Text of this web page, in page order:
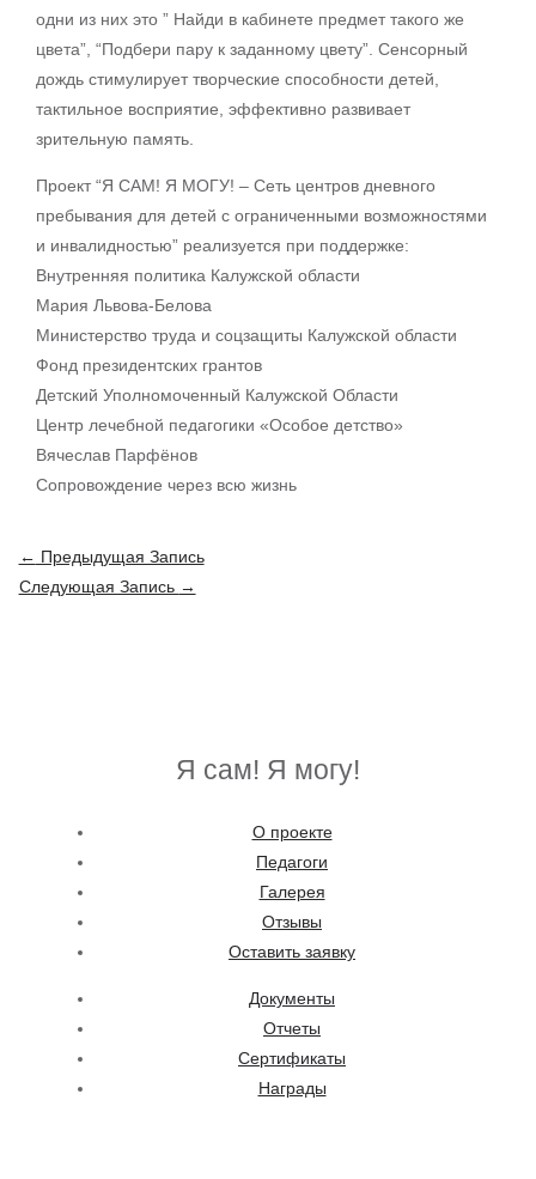
одни из них это ” Найди в кабинете предмет такого же
цвета”, “Подбери пару к заданному цвету”. Сенсорный
дождь стимулирует творческие способности детей,
тактильное восприятие, эффективно развивает
зрительную память.
Проект “Я САМ! Я МОГУ! – Сеть центров дневного
пребывания для детей с ограниченными возможностями
и инвалидностью” реализуется при поддержке:
Внутренняя политика Калужской области
Мария Львова-Белова
Министерство труда и соцзащиты Калужской области
Фонд президентских грантов
Детский Уполномоченный Калужской Области
Центр лечебной педагогики «Особое детство»
Вячеслав Парфёнов
Сопровождение через всю жизнь
Навигация
по
← Предыдущая Запись
Следующая Запись →
Я сам! Я могу!
О проекте
Педагоги
Галерея
Отзывы
Оставить заявку
Документы
Отчеты
Сертификаты
Награды